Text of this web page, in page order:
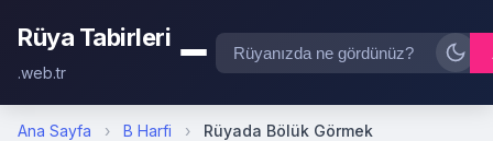
Rüya Tabirleri
.web.tr
Ana Sayfa › B Harfi › Rüyada Bölük Görmek